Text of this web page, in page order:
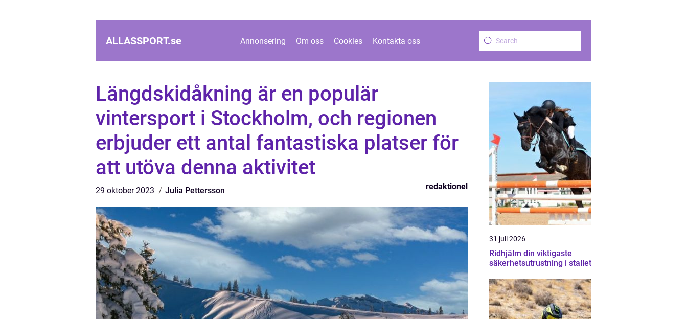
ALLASSPORT.se Annonsering Om oss Cookies Kontakta oss
Längdskidåkning är en populär
vintersport i Stockholm, och regionen
erbjuder ett antal fantastiska platser för
att utöva denna aktivitet
29 oktober 2023 Julia Pettersson redaktionel
31 juli 2026
Ridhjälm din viktigaste
säkerhetsutrustning i stallet